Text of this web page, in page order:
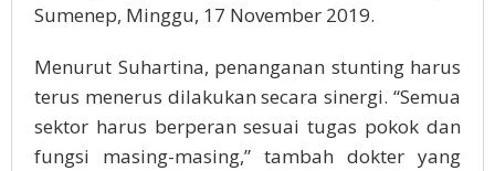
Sumenep, Minggu, 17 November 2019.
Menurut Suhartina, penanganan stunting harus
terus menerus dilakukan secara sinergi. “Semua
sektor harus berperan sesuai tugas pokok dan
fungsi masing-masing,” tambah dokter yang